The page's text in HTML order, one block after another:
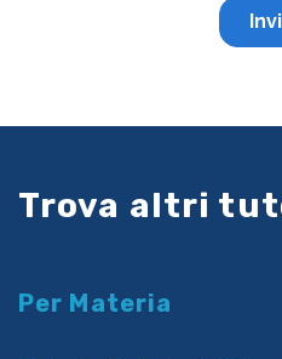
Trova altri
Per Materia